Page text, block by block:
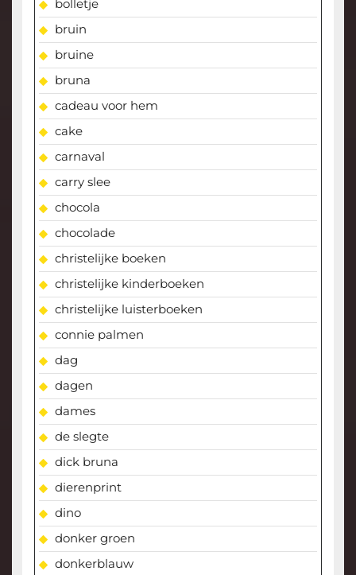
bolletje
bruin
bruine
bruna
cadeau voor hem
cake
carnaval
carry slee
chocola
chocolade
christelijke boeken
christelijke kinderboeken
christelijke luisterboeken
connie palmen
dag
dagen
dames
de slegte
dick bruna
dierenprint
dino
donker groen
donkerblauw